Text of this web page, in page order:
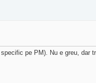
pe PM). Nu e greu, dar